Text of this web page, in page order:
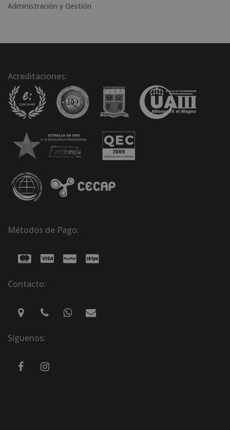
Administración y Gestión
Acreditaciones:
Métodos de Pago:
Contacto:
Síguenos: